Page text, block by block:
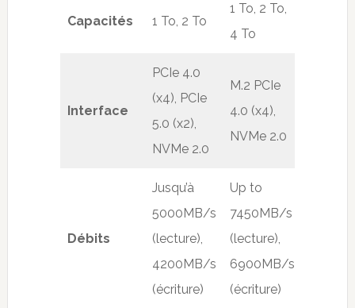
Capacités 1 To, 2 To
1 To, 2 To,
4 To
Interface
PCIe 4.0
(x4), PCIe
5.0 (x2),
NVMe 2.0
M.2 PCIe
4.0 (x4),
NVMe 2.0
Débits
Jusqu’à
5000MB/s
(lecture),
4200MB/s
(écriture)
Up to
7450MB/s
(lecture),
6900MB/s
(écriture)